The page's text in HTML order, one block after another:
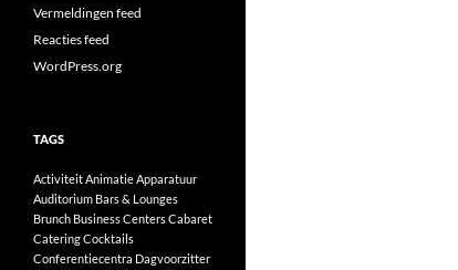
Vermeldingen feed
Reacties feed
WordPress.org
TAGS
ActiviteitAnimatieApparatuur
Auditorium Bars & Lounges
Brunch Business CentersCabaret
CateringCocktails
Conferentiecentra Dagvoorzitter